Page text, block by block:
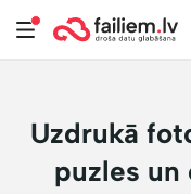
Uzdrukā
puzles